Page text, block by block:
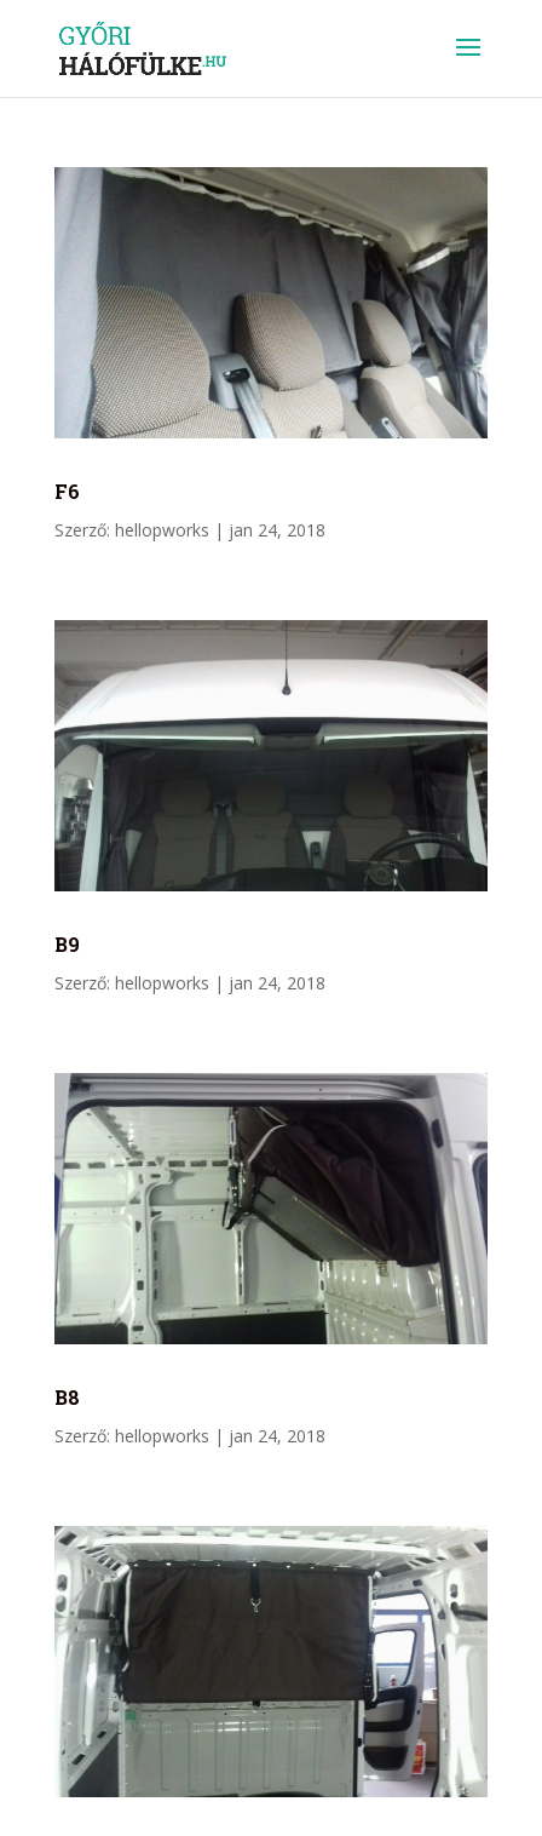
F6
Szerző: hellopworks | jan 24, 2018
B9
Szerző: hellopworks | jan 24, 2018
B8
Szerző: hellopworks | jan 24, 2018